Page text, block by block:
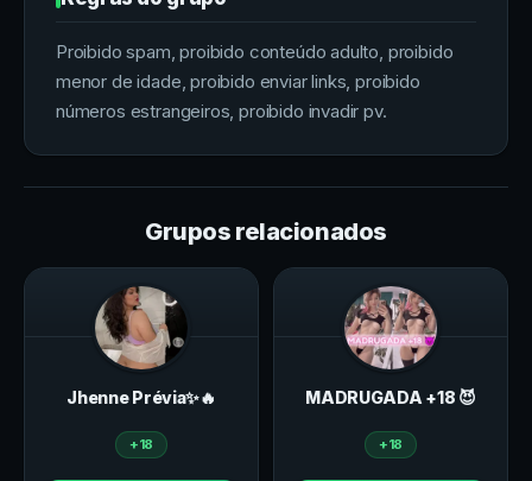
Proibido spam, proibido conteúdo adulto, proibido
menor de idade, proibido enviar links, proibido
números estrangeiros, proibido invadir pv.
Grupos relacionados
Jhenne Prévia✨🔥
+18
MADRUGADA +18 😈
+18